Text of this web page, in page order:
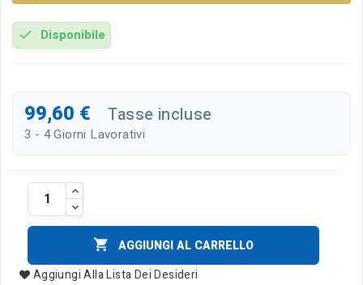
check Disponibile
99,60 € Tasse incluse
3 - 4 Giorni Lavorativi

AGGIUNGI AL CARRELLO
Aggiungi Alla Lista Dei Desideri